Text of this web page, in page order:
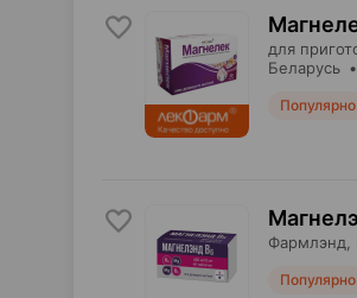
для
Беларусь •
Популярно
Фармлэнд
Популярно